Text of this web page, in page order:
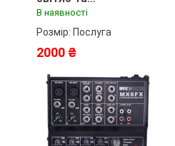
спецефекти
В наявності
Розмір: Послуга
2000 ₴